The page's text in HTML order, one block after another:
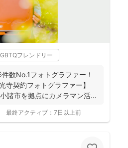
フレンドリー
件数No.1フォトグラファー！
寺契約フォトグラファー】
諸市を拠点にカメラマン活
最終アクティブ： 7日以上前